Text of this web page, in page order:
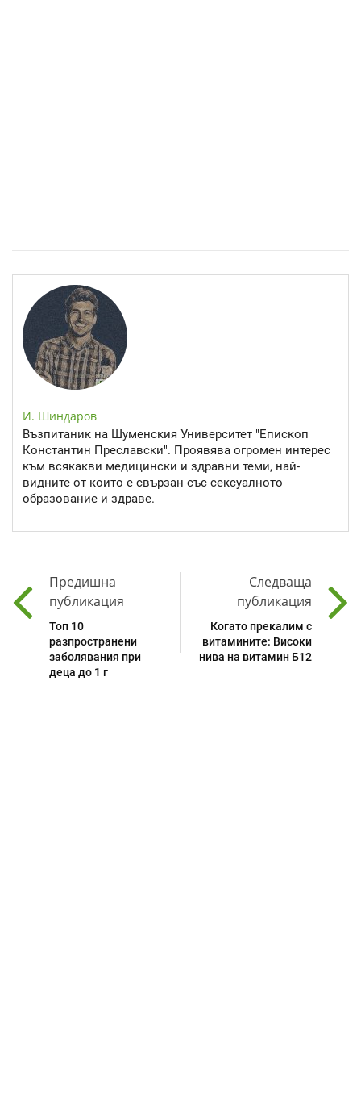
И. Шиндаров
Възпитаник на Шуменския Университет "Епископ
Константин Преславски". Проявява огромен интерес
към всякакви медицински и здравни теми, най-
видните от които е свързан със сексуалното
образование и здраве.
Предишна
публикация
Топ 10
разпространени
заболявания при
деца до 1 г
Следваща
публикация
Когато прекалим с
витамините: Високи
нива на витамин Б12